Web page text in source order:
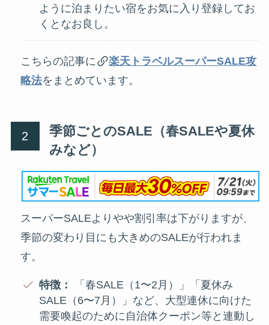
ように泊まりたい宿をお気に入り登録してお
くとなお良し。
こちらの記事に
楽天トラベルスーパーSALE攻
略法をまとめています。
季節ごとのSALE（春SALEや夏休
みなど）
スーパーSALEよりやや割引率は下がりますが、
季節の変わり目にも大きめのSALEが行われま
す。
特徴：
「春SALE（1〜2月）」「夏休み
SALE（6〜7月）」など、大型連休に向けた
需要喚起のために自治体クーポン等と連動し